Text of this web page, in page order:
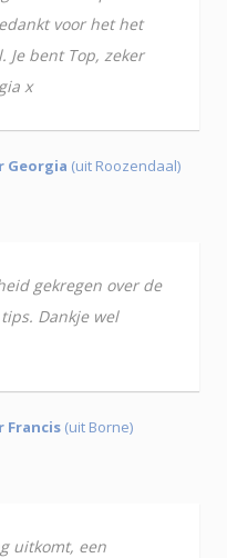
voor het het
Je bent Top, zeker
x
Georgia (uit Roozendaal)
gekregen over de
Dankje wel
Francis (uit Borne)
uitkomt, een